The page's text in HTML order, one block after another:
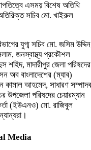
এসময় বিশেষ অতিথি
সচিব মো. খাইরুল
যুগ্ম সচিব মো. জসিম
জনস্বাস্থ্য প্রকৌশল
মাদারীপুর জেলা পরিষদের
অব বাংলাদেশের (ম্যাব)
কামাল আহমেদ, সাধারণ
উপজেলা পরিষদের চেয়ারম্যান
(ইউএনও) মো. রাজিবুল
Media